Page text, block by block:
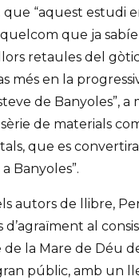
que “aquest estudi
que ja
retaules del
més en la
de Banyoles”,
de materials
que es
Banyoles”.
autors de llibre,
al
la Mare de Déu
públic, amb un